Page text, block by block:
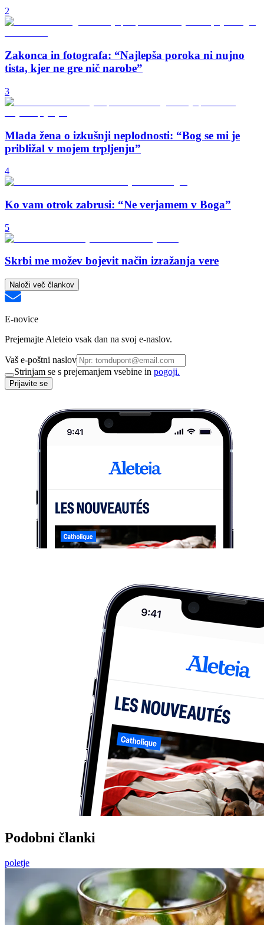
2
Zakonca in fotografa: “Najlepša poroka ni nujno
tista, kjer ne gre nič narobe”
3
Mlada žena o izkušnji neplodnosti: “Bog se mi je
približal v mojem trpljenju”
4
Ko vam otrok zabrusi: “Ne verjamem v Boga”
5
Skrbi me možev bojevit način izražanja vere
Naloži več člankov
E-novice
Prejemajte Aleteio vsak dan na svoj e-naslov.
Vaš e-poštni naslov
Strinjam se s prejemanjem vsebine in pogoji.
Prijavite se
Podobni članki
poletje